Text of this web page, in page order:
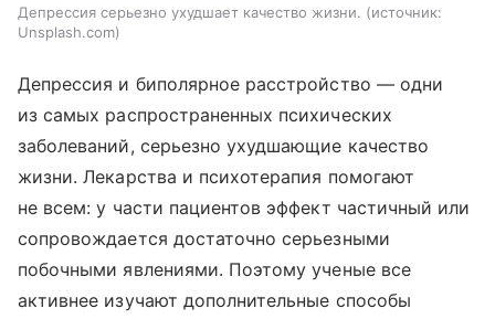
Депрессия серьезно ухудшает качество жизни.
источник:
Unsplash.com
Депрессия и биполярное расстройство — одни
из самых распространенных психических
заболеваний, серьезно ухудшающие качество
жизни. Лекарства и психотерапия помогают
не всем: у части пациентов эффект частичный или
сопровождается достаточно серьезными
побочными явлениями. Поэтому ученые все
активнее изучают дополнительные способы